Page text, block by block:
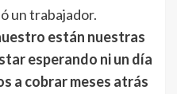
un trabajador.
están nuestras
esperando ni un día
a cobrar meses atrás